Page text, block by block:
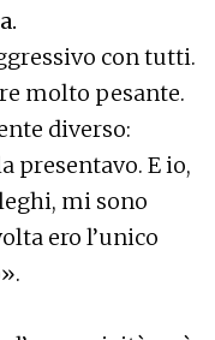
con tutti.
molto pesante.
diverso:
presentavo. E io,
mi sono
ero l’unico